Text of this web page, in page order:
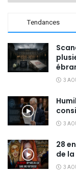
Tendances
3
3
28
de
3